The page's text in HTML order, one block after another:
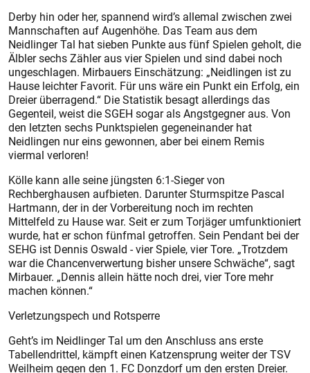
Derby hin oder her, spannend wird’s allemal zwischen zwei
Mannschaften auf Augenhöhe. Das Team aus dem
Neidlinger Tal hat sieben Punkte aus fünf Spielen geholt, die
Älbler sechs Zähler aus vier Spielen und sind dabei noch
ungeschlagen. Mirbauers Einschätzung: „Neidlingen ist zu
Hause leichter Favorit. Für uns wäre ein Punkt ein Erfolg, ein
Dreier überragend.“ Die Statistik besagt allerdings das
Gegenteil, weist die SGEH sogar als Angstgegner aus. Von
den letzten sechs Punktspielen gegeneinander hat
Neidlingen nur eins gewonnen, aber bei einem Remis
viermal verloren!
Kölle kann alle seine jüngsten 6:1-Sieger von
Rechberghausen aufbieten. Darunter Sturmspitze Pascal
Hartmann, der in der Vorbereitung noch im rechten
Mittelfeld zu Hause war. Seit er zum Torjäger umfunktioniert
wurde, hat er schon fünfmal getroffen. Sein Pendant bei der
SEHG ist Dennis Oswald - vier Spiele, vier Tore. „Trotzdem
war die Chancenverwertung bisher unsere Schwäche“, sagt
Mirbauer. „Dennis allein hätte noch drei, vier Tore mehr
machen können.“
Verletzungspech und Rotsperre
Geht’s im Neidlinger Tal um den Anschluss ans erste
Tabellendrittel, kämpft einen Katzensprung weiter der TSV
Weilheim gegen den 1. FC Donzdorf um den ersten Dreier.